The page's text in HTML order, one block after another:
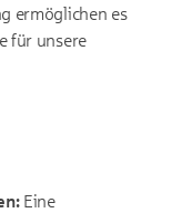
ermöglichen es
für unsere
Eine